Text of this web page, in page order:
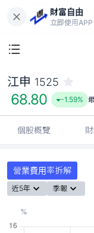
財富自由
立即使用
江申 1525
68.80 -1.59%
個股概覽
營業費用率拆解
近5年 季報